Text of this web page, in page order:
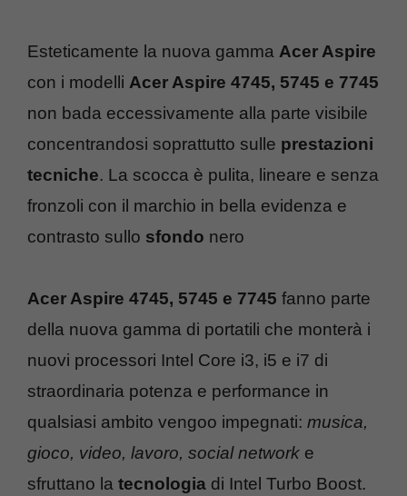
Esteticamente la nuova gamma Acer Aspire
con i modelli Acer Aspire 4745, 5745 e 7745
non bada eccessivamente alla parte visibile
concentrandosi soprattutto sulle prestazioni
tecniche. La scocca è pulita, lineare e senza
fronzoli con il marchio in bella evidenza e
contrasto sullo sfondo nero
Acer Aspire 4745, 5745 e 7745 fanno parte
della nuova gamma di portatili che monterà i
nuovi processori Intel Core i3, i5 e i7 di
straordinaria potenza e performance in
qualsiasi ambito vengoo impegnati: musica,
gioco, video, lavoro, social network e
sfruttano la tecnologia di Intel Turbo Boost.